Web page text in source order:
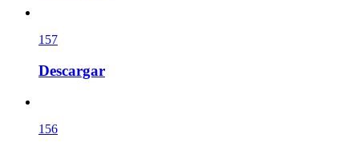
157
Descargar
156